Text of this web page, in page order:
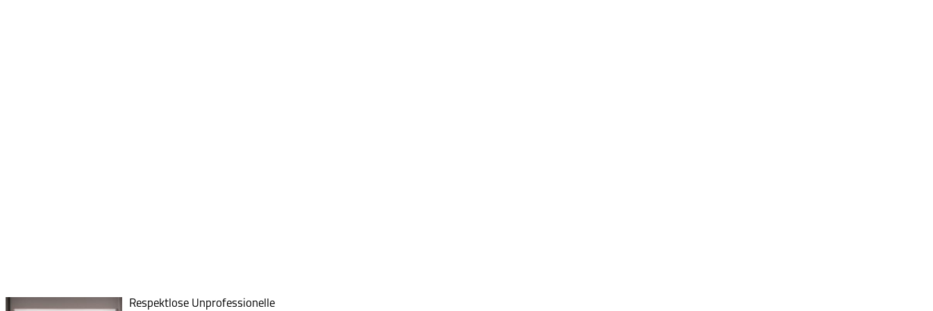
Respektlose Unprofessionelle